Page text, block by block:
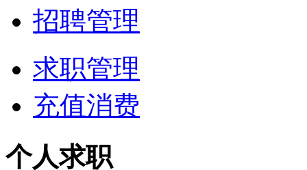
招聘管理
求职管理
充值消费
个人求职